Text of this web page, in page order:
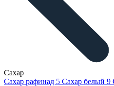
Сахар
Сахар рафинад 5 Сахар белый 9